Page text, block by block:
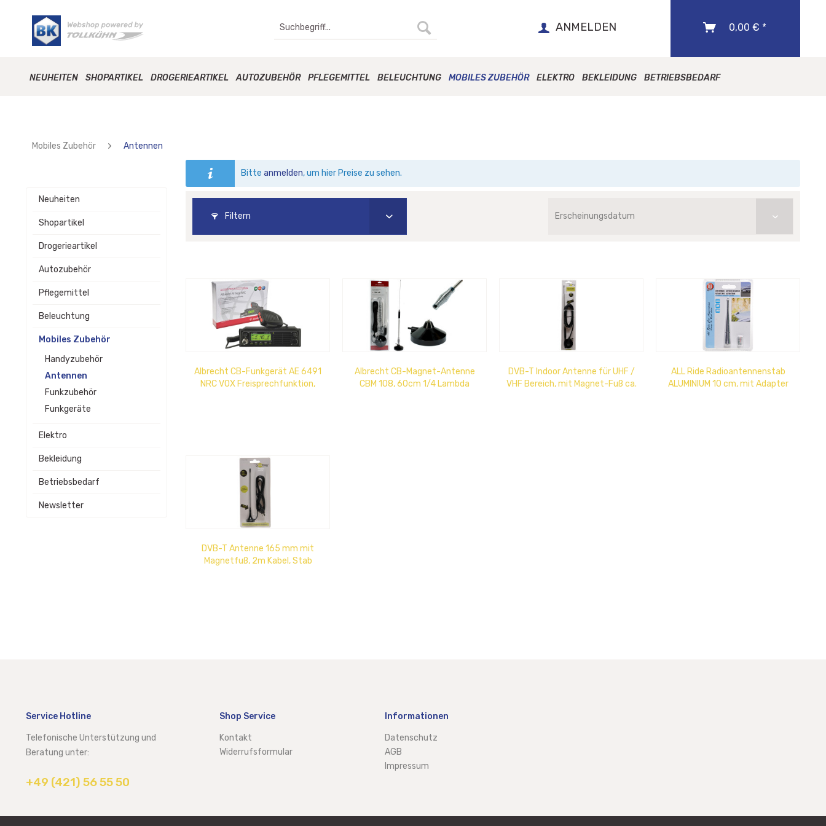
ANMELDEN 0,00 € *
NEUHEITEN SHOPARTIKEL DROGERIEARTIKEL AUTOZUBEHÖR PFLEGEMITTEL BELEUCHTUNG MOBILES ZUBEHÖR ELEKTRO BEKLEIDUNG BETRIEBSBEDARF
Mobiles Zubehör Antennen
Neuheiten
Shopartikel
Drogerieartikel
Autozubehör
Pflegemittel
Beleuchtung
Mobiles Zubehör
Handyzubehör
Antennen
Funkzubehör
Funkgeräte
Elektro
Bekleidung
Betriebsbedarf
Newsletter
Bitte anmelden, um hier Preise zu sehen.
Filtern
Albrecht CB-Funkgerät AE 6491
NRC VOX Freisprechfunktion,
Albrecht CB-Magnet-Antenne
CBM 108, 60cm 1/4 Lambda
DVB-T Indoor Antenne für UHF /
VHF Bereich, mit Magnet-Fuß ca.
ALL Ride Radioantennenstab
ALUMINIUM 10 cm, mit Adapter
DVB-T Antenne 165 mm mit
Magnetfuß, 2m Kabel, Stab
Service Hotline
Telefonische Unterstützung und
Beratung unter:
+49 (421) 56 55 50
Shop Service
Kontakt
Widerrufsformular
Informationen
Datenschutz
AGB
Impressum